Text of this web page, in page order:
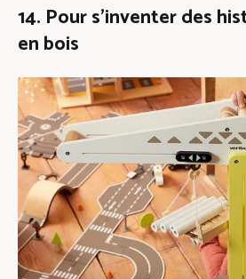
14. Pour s’inventer des
en bois